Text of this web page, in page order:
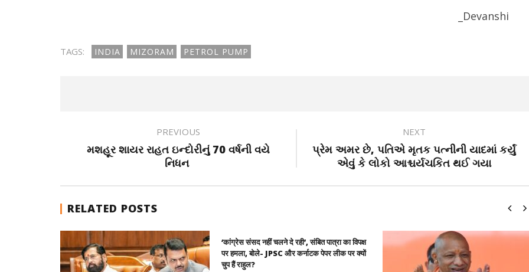
_Devanshi
TAGS: INDIA MIZORAM PETROL PUMP
PREVIOUS
મશહૂર શાયર રાહત ઇન્દોરીનું 70 વર્ષની વયે
નિધન
NEXT
પ્રેમ અમર છે, પતિએ મૃતક પત્નીની યાદમાં કર્યું
એવું કે લોકો આશ્ચર્યચકિત થઈ ગયા
RELATED POSTS
‘कांग्रेस संसद नहीं चलने दे रही’, संबित पात्रा का विपक्ष
पर हमला, बोले- JPSC और कर्नाटक पेपर लीक पर क्यों
चुप हैं राहुल?